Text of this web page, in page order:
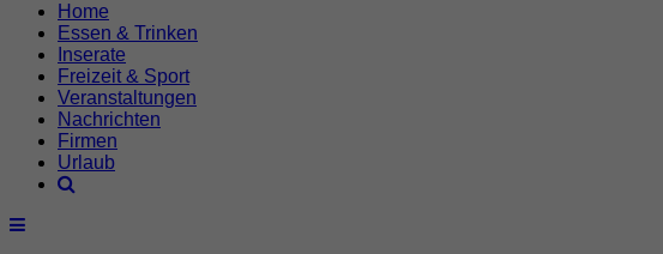
Home
Essen & Trinken
Inserate
Freizeit & Sport
Veranstaltungen
Nachrichten
Firmen
Urlaub